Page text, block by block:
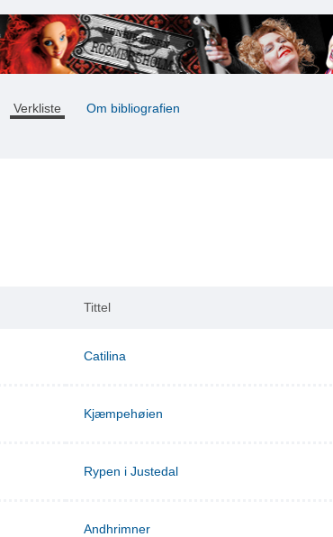
Verkliste Om bibliografien
Tittel
Catilina
Kjæmpehøien
Rypen i Justedal
Andhrimner